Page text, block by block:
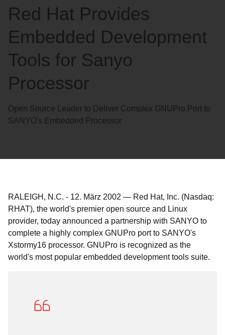
Red Hat Provides
Embedded Development
Tools for Sanyo
Processor
Open Source Leader to Deliver Complex GNUPro Port to
SANYO's Embedded Processor
RALEIGH, N.C. - 12. März 2002 — Red Hat, Inc. (Nasdaq:
RHAT), the world's premier open source and Linux
provider, today announced a partnership with SANYO to
complete a highly complex GNUPro port to SANYO's
Xstormy16 processor. GNUPro is recognized as the
world's most popular embedded development tools suite.